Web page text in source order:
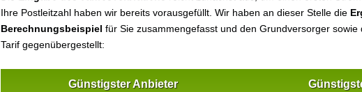
Ihre Postleitzahl haben wir bereits vorausgefüllt. Wir haben an dieser Stelle die
Berechnungsbeispiel für Sie zusammengefasst und den Grundversorger
Tarif gegenübergestellt:
Günstigster Anbieter